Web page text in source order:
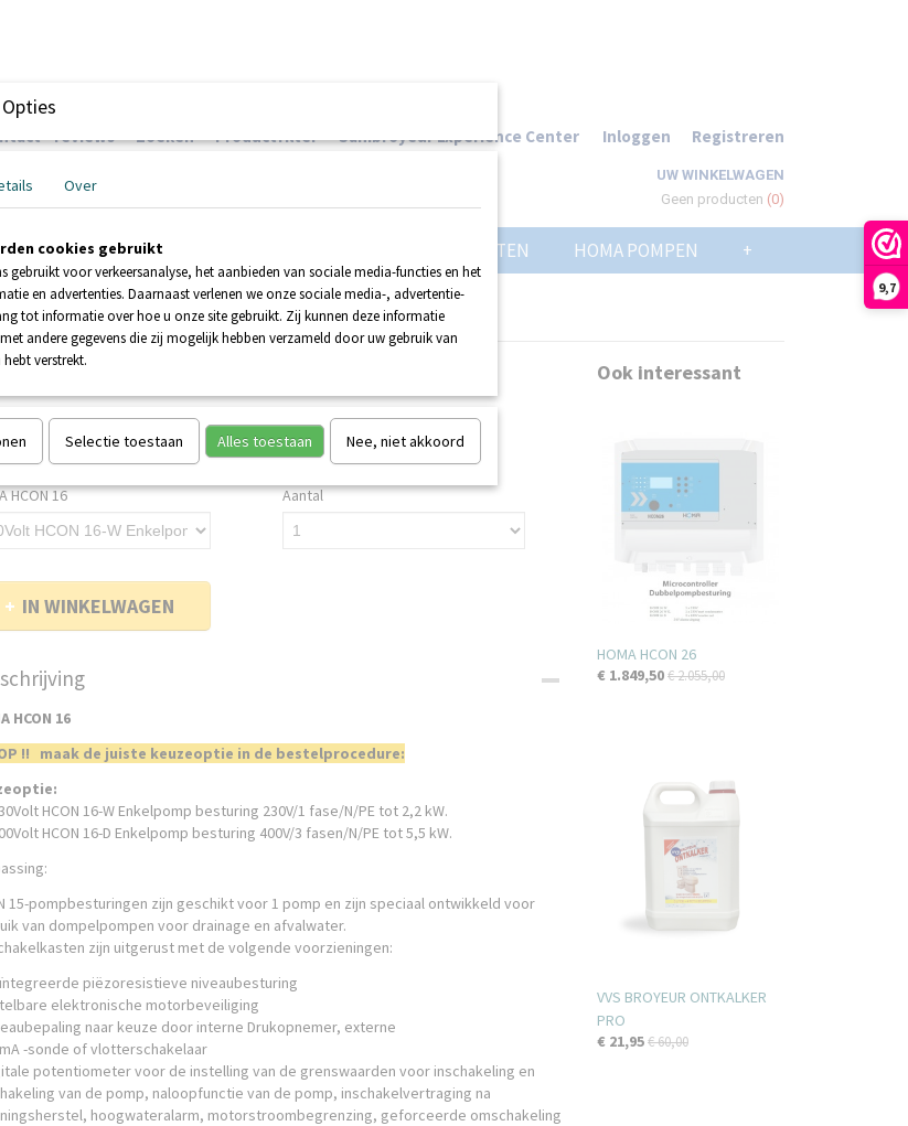
9,7
- reviews Zoeken Productfilter Sanibroyeur Experience Center Inloggen Registreren
UW WINKELWAGEN
Geen producten (0)
BOOSTERPOMPEN POMPPUTTEN HOMA POMPEN +
HCON 16
€ 927,00 (inclusief btw 21%)
2 werkdagen
HCON 16 Aantal
IN WINKELWAGEN
HCON 16
OP !! maak de juiste keuzeoptie in de bestelprocedure:
HCON 16-W Enkelpomp besturing 230V/1 fase/N/PE tot 2,2 kW.
HCON 16-D Enkelpomp besturing 400V/3 fasen/N/PE tot 5,5 kW.
15-pompbesturingen zijn geschikt voor 1 pomp en zijn speciaal ontwikkeld voor
van dompelpompen voor drainage en afvalwater.
zijn uitgerust met de volgende voorzieningen:
piëzoresistieve niveaubesturing
elektronische motorbeveiliging
naar keuze door interne Drukopnemer, externe
-sonde of vlotterschakelaar
potentiometer voor de instelling van de grenswaarden voor inschakeling en
van de pomp, naloopfunctie van de pomp, inschakelvertraging na
hoogwateralarm, motorstroombegrenzing, geforceerde omschakeling
Ook interessant
HOMA HCON 26
€ 1.849,50€ 2.055,00
VVS BROYEUR ONTKALKER
PRO
€ 21,95€ 60,00
Over
cookies gebruikt
gebruikt voor verkeersanalyse, het aanbieden van sociale media-functies en het
en advertenties. Daarnaast verlenen we onze sociale media-, advertentie-
tot informatie over hoe u onze site gebruikt. Zij kunnen deze informatie
andere gegevens die zij mogelijk hebben verzameld door uw gebruik van
verstrekt.
Selectie toestaan Alles toestaan Nee, niet akkoord